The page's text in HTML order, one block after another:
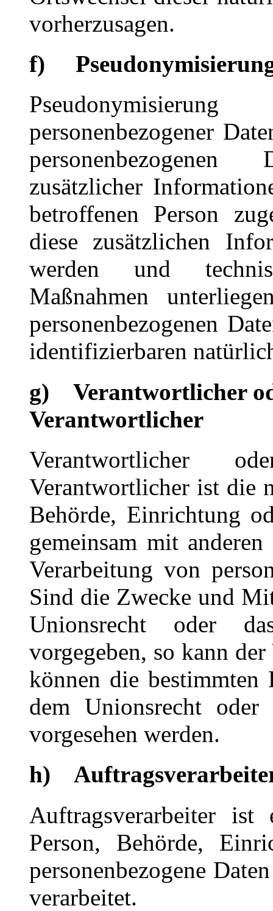
vorherzusagen.
f)
personenbezogener
zusätzlicher
betroffenen Person
diese zusätzlichen
werden und
Maßnahmen
personenbezogenen
identifizierbaren
g) Verantwortlicher
Verantwortlicher
Verantwortlicher
Verantwortlicher ist die
Behörde, Einrichtung
gemeinsam mit
Verarbeitung von
Sind die Zwecke und
Unionsrecht oder
vorgegeben, so kann
können die bestimmten
dem Unionsrecht
vorgesehen werden.
h)
Auftragsverarbeiter
Person, Behörde,
personenbezogene
verarbeitet.